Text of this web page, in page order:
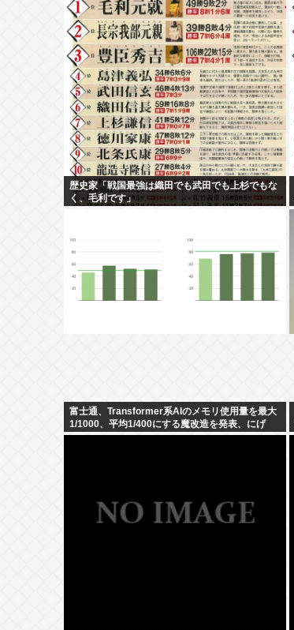
歴史家「戦国最強は織田でも武田でも上杉でもな
く、毛利です」
富士通、Transformer系AIのメモリ使用量を最大
1/1000、平均1/400にする魔改造を発表、にげ
て！